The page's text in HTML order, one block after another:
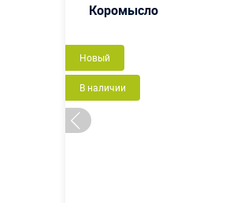
Коромысло
Новый
В наличии